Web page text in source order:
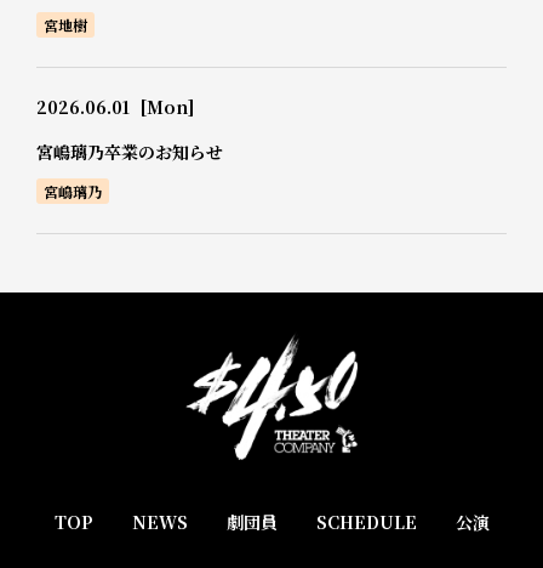
宮地樹
2026.06.01 [Mon]
宮嶋璃乃卒業のお知らせ
宮嶋璃乃
TOP NEWS 劇団員 SCHEDULE 公演